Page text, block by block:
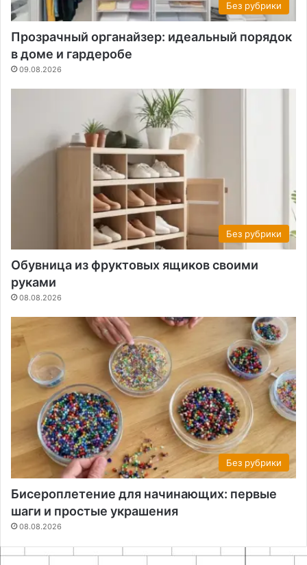
Без рубрики
Прозрачный органайзер: идеальный порядок
в доме и гардеробе
09.08.2026
Без рубрики
Обувница из фруктовых ящиков своими
руками
08.08.2026
Без рубрики
Бисероплетение для начинающих: первые
шаги и простые украшения
08.08.2026